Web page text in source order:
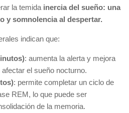
la temida inercia del sueño: una
y somnolencia al despertar.
indican que:
: aumenta la alerta y mejora
el sueño nocturno.
: permite completar un ciclo de
REM, lo que puede ser
de la memoria.